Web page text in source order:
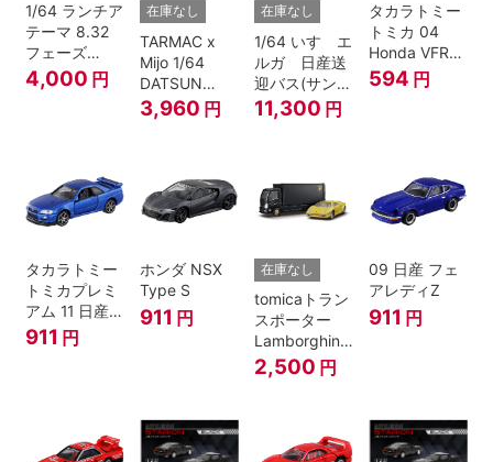
1/64 ランチア
テーマ 8.32
フェーズ
I（赤）
4,000 円
在庫なし
TARMAC x
Mijo 1/64
DATSUN
BLUEBIRD
510 WAGON
EDITION.
3,960 円
在庫なし
1/64 いすゞエ
ルガ 日産送
迎バス(サンラ
イズカッパー
M/ 黒）
11,300 円
タカラトミー
トミカ 04
Honda VFR
白バイ SCALE
594 円
タカラトミー
トミカプレミ
アム 11 日産
スカイライン
GT-R V-
911 円
ホンダ NSX
Type S
911 円
在庫なし
tomicaトラン
スポーター
Lamborghini
Countach
25th
2,500 円
09 日産 フェ
アレディZ
911 円